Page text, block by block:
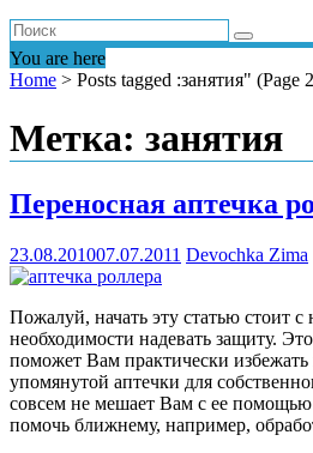
You are here
Home > Posts tagged :занятия" (Page
Метка: занятия
Переносная аптечка
23.08.201007.07.2011 Devochka Zima
Пожалуй, начать эту статью стоит
необходимости надевать защиту.
поможет Вам практически избежать
упомянутой аптечки для
совсем не мешает Вам с ее
помочь ближнему, например,